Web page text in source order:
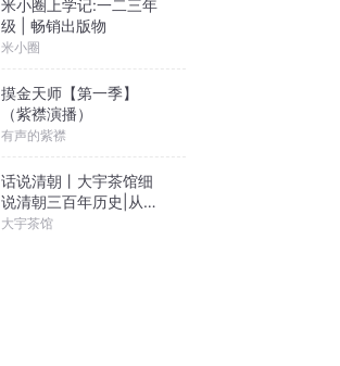
米小圈上学记:一二三年
级 | 畅销出版物
米小圈
摸金天师【第一季】
（紫襟演播）
有声的紫襟
话说清朝丨大宇茶馆细
说清朝三百年历史|从努
尔哈赤到末代皇帝溥仪|
大宇茶馆